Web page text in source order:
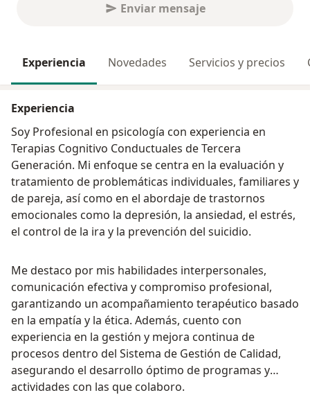
Enviar mensaje
Experiencia Novedades Servicios y precios
Experiencia
Soy Profesional en psicología con experiencia en
Terapias Cognitivo Conductuales de Tercera
Generación. Mi enfoque se centra en la evaluación y
tratamiento de problemáticas individuales, familiares y
de pareja, así como en el abordaje de trastornos
emocionales como la depresión, la ansiedad, el estrés,
el control de la ira y la prevención del suicidio.
Me destaco por mis habilidades interpersonales,
comunicación efectiva y compromiso profesional,
garantizando un acompañamiento terapéutico basado
en la empatía y la ética. Además, cuento con
experiencia en la gestión y mejora continua de
procesos dentro del Sistema de Gestión de Calidad,
asegurando el desarrollo óptimo de programas y
actividades con las que colaboro.